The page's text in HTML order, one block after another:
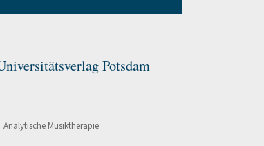
Potsdam
Analytische Musiktherapie